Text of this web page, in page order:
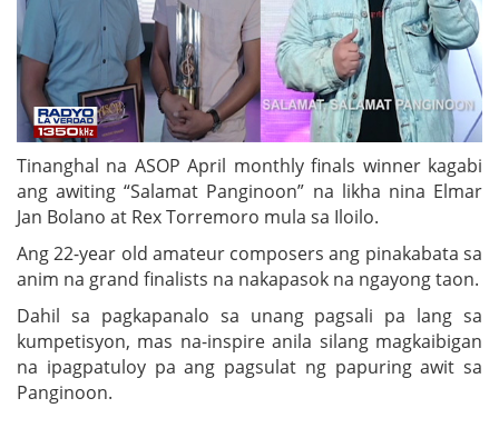
Tinanghal na ASOP April monthly finals winner kagabi
ang awiting “Salamat Panginoon” na likha nina Elmar
Jan Bolano at Rex Torremoro mula sa Iloilo.
Ang 22-year old amateur composers ang pinakabata sa
anim na grand finalists na nakapasok na ngayong taon.
Dahil sa pagkapanalo sa unang pagsali pa lang sa
kumpetisyon, mas na-inspire anila silang magkaibigan
na ipagpatuloy pa ang pagsulat ng papuring awit sa
Panginoon.